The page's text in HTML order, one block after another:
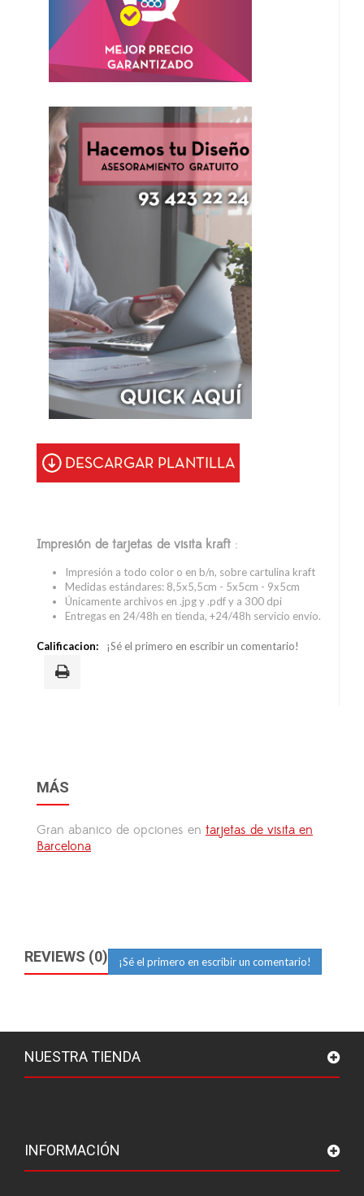
Impresión de tarjetas de visita kraft :
Impresión a todo color o en b/n, sobre cartulina kraft
Medidas estándares: 8,5x5,5cm - 5x5cm - 9x5cm
Únicamente archivos en .jpg y .pdf y a 300 dpi
Entregas en 24/48h en tienda, +24/48h servicio envío.
Calificacion: ¡Sé el primero en escribir un comentario!
MÁS
Gran abanico de opciones en tarjetas de visita en
Barcelona
REVIEWS (0) ¡Sé el primero en escribir un comentario!
NUESTRA TIENDA
INFORMACIÓN